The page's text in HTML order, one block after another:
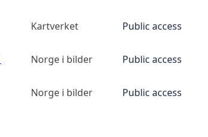
Kartverket Public access
Norge i bilder Public access
Norge i bilder Public access